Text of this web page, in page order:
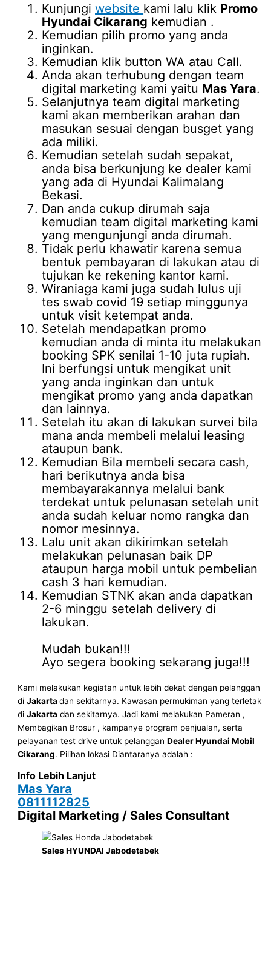
Kunjungiwebsite kami lalu klik Promo
Hyundai Cikarang kemudian .
Kemudian pilih promo yang anda
inginkan.
Kemudian klik button WA atau Call.
Anda akan terhubung dengan team
digital marketing kami yaitu Mas Yara.
Selanjutnya team digital marketing
kami akan memberikan arahan dan
masukan sesuai dengan busget yang
ada miliki.
Kemudian setelah sudah sepakat,
anda bisa berkunjung ke dealer kami
yang ada di Hyundai Kalimalang
Bekasi.
Dan anda cukup dirumah saja
kemudian team digital marketing kami
yang mengunjungi anda dirumah.
Tidak perlu khawatir karena semua
bentuk pembayaran di lakukan atau di
tujukan ke rekening kantor kami.
Wiraniaga kami juga sudah lulus uji
tes swab covid 19 setiap minggunya
untuk visit ketempat anda.
Setelah mendapatkan promo
kemudian anda di minta itu melakukan
booking SPK senilai 1-10 juta rupiah.
Ini berfungsi untuk mengikat unit
yang anda inginkan dan untuk
mengikat promo yang anda dapatkan
dan lainnya.
Setelah itu akan di lakukan survei bila
mana anda membeli melalui leasing
ataupun bank.
Kemudian Bila membeli secara cash,
hari berikutnya anda bisa
membayarakannya melalui bank
terdekat untuk pelunasan setelah unit
anda sudah keluar nomo rangka dan
nomor mesinnya.
Lalu unit akan dikirimkan setelah
melakukan pelunasan baik DP
ataupun harga mobil untuk pembelian
cash 3 hari kemudian.
Kemudian STNK akan anda dapatkan
2-6 minggu setelah delivery di
lakukan.
Mudah bukan!!!
Ayo segera booking sekarang juga!!!
Kami melakukan kegiatan untuk lebih dekat dengan pelanggan
diJakartadan sekitarnya. Kawasan permukiman yang terletak
diJakarta dan sekitarnya. Jadi kami melakukan Pameran ,
Membagikan Brosur , kampanye program penjualan, serta
pelayanan test drive untuk pelangganDealer Hyundai Mobil
Cikarang. Pilihan lokasi Diantaranya adalah :
Info Lebih Lanjut
Mas Yara
0811112825
Digital Marketing / Sales Consultant
Sales HYUNDAI Jabodetabek